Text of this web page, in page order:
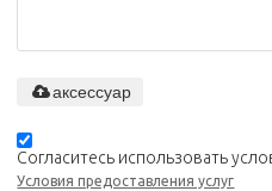
аксессуар
Согласитесь использовать
Условия предоставления услуг